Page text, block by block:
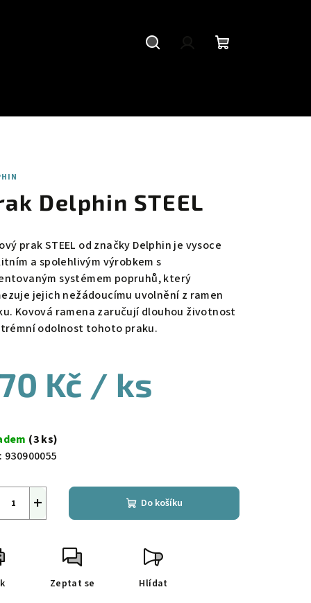
Delphin STEEL
prak STEEL od značky Delphin je vysoce
a spolehlivým výrobkem s
systémem popruhů, který
jejich nežádoucímu uvolnění z ramen
Kovová ramena zaručují dlouhou životnost
odolnost tohoto praku.
Kč / ks
(3 ks)
930900055
+ Do košíku
Zeptat se Hlídat